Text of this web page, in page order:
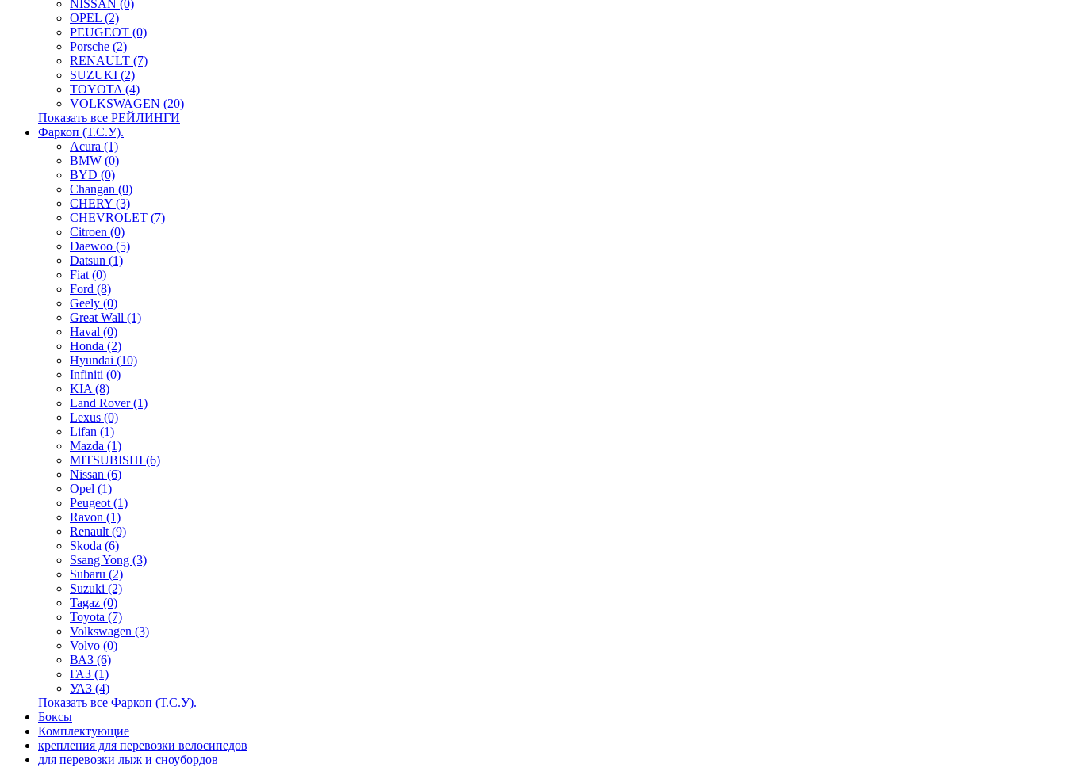
NISSAN (0)
OPEL (2)
PEUGEOT (0)
Porsche (2)
RENAULT (7)
SUZUKI (2)
TOYOTA (4)
VOLKSWAGEN (20)
Показать все РЕЙЛИНГИ
Фаркоп (Т.С.У).
Acura (1)
BMW (0)
BYD (0)
Changan (0)
CHERY (3)
CHEVROLET (7)
Citroen (0)
Daewoo (5)
Datsun (1)
Fiat (0)
Ford (8)
Geely (0)
Great Wall (1)
Haval (0)
Honda (2)
Hyundai (10)
Infiniti (0)
KIA (8)
Land Rover (1)
Lexus (0)
Lifan (1)
Mazda (1)
MITSUBISHI (6)
Nissan (6)
Opel (1)
Peugeot (1)
Ravon (1)
Renault (9)
Skoda (6)
Ssang Yong (3)
Subaru (2)
Suzuki (2)
Tagaz (0)
Toyota (7)
Volkswagen (3)
Volvo (0)
ВАЗ (6)
ГАЗ (1)
УАЗ (4)
Показать все Фаркоп (Т.С.У).
Боксы
Комплектующие
крепления для перевозки велосипедов
для перевозки лыж и сноубордов